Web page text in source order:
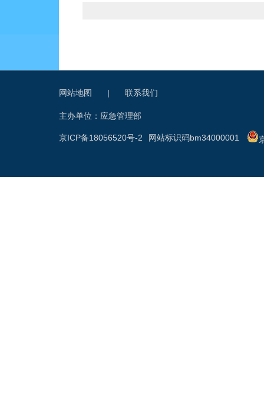
网站地图 | 联系我们
主办单位：应急管理部
网站标识码bm34000001
京ICP备18056520号-2